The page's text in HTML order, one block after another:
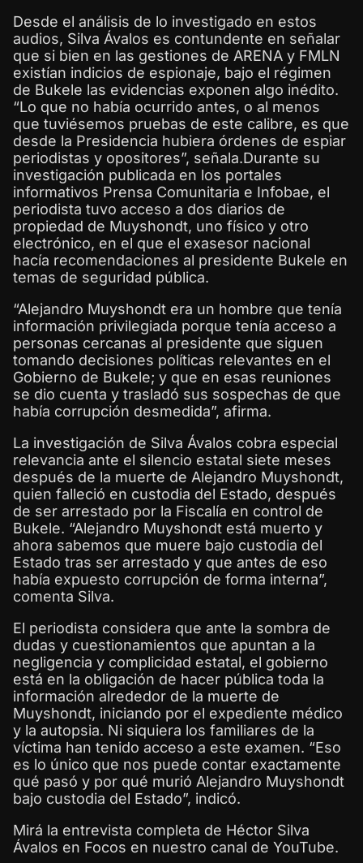
Desde el análisis de lo investigado en estos
audios, Silva Ávalos es contundente en señalar
que si bien en las gestiones de ARENA y FMLN
existían indicios de espionaje, bajo el régimen
de Bukele las evidencias exponen algo inédito.
“Lo que no había ocurrido antes, o al menos
que tuviésemos pruebas de este calibre, es que
desde la Presidencia hubiera órdenes de espiar
periodistas y opositores”, señala.Durante su
investigación publicada en los portales
informativos Prensa Comunitaria e Infobae, el
periodista tuvo acceso a dos diarios de
propiedad de Muyshondt, uno físico y otro
electrónico, en el que el exasesor nacional
hacía recomendaciones al presidente Bukele en
temas de seguridad pública.
“Alejandro Muyshondt era un hombre que tenía
información privilegiada porque tenía acceso a
personas cercanas al presidente que siguen
tomando decisiones políticas relevantes en el
Gobierno de Bukele; y que en esas reuniones
se dio cuenta y trasladó sus sospechas de que
había corrupción desmedida”, afirma.
La investigación de Silva Ávalos cobra especial
relevancia ante el silencio estatal siete meses
después de la muerte de Alejandro Muyshondt,
quien falleció en custodia del Estado, después
de ser arrestado por la Fiscalía en control de
Bukele. “Alejandro Muyshondt está muerto y
ahora sabemos que muere bajo custodia del
Estado tras ser arrestado y que antes de eso
había expuesto corrupción de forma interna”,
comenta Silva.
El periodista considera que ante la sombra de
dudas y cuestionamientos que apuntan a la
negligencia y complicidad estatal, el gobierno
está en la obligación de hacer pública toda la
información alrededor de la muerte de
Muyshondt, iniciando por el expediente médico
y la autopsia. Ni siquiera los familiares de la
víctima han tenido acceso a este examen. “Eso
es lo único que nos puede contar exactamente
qué pasó y por qué murió Alejandro Muyshondt
bajo custodia del Estado”, indicó.
Mirá la entrevista completa de Héctor Silva
Ávalos en Focos en nuestro canal de YouTube.